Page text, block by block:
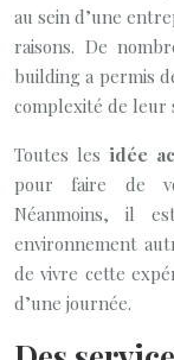
au sein d’une
raisons. De
building a permis
complexité de leur
Toutes les idée
pour faire de
Néanmoins, il
environnement
de vivre cette
d’une journée.